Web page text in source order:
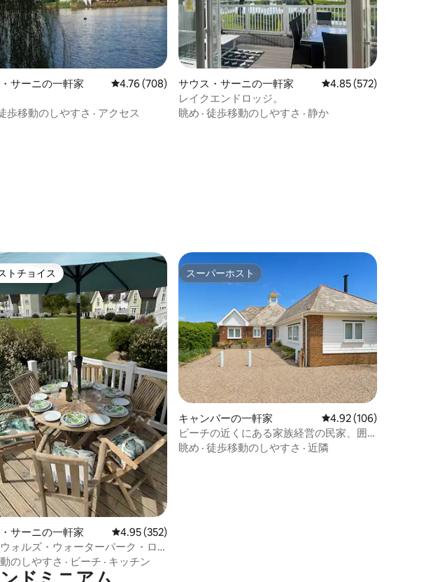
中4.97つ星の平均評価
サーニの一軒家 レビュー708件、5つ星中4.76つ星の平均評価
4.76 (708)
歩移動のしやすさ · アクセス
サウス・サーニの一軒家 レビュー572件、5つ
4.85 (572)
レイクエンドロッジ。
眺め · 徒歩移動のしやすさ · 静か
中4.99つ星の平均評価
のゲストチョイスです。
トチョイス
サーニの一軒家 レビュー352件、5つ星中4.95つ星の平均評価
4.95 (352)
ォルズ・ウォーターパーク・ロ
のしやすさ · ビーチ · キッチン
スーパーホスト
スーパーホスト
キャンバーの一軒家 レビュー106件、5つ
4.92 (106)
ビーチの近くにある家族経営の民家、囲
まれた庭
眺め · 徒歩移動のしやすさ · 近隣